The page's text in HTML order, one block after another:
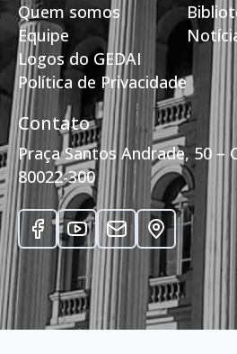
Quem somos
Equipe
Logos do GEDAI
Política de Privacidade
Contato
Praça Santos Andrade, 50 –
80022-300